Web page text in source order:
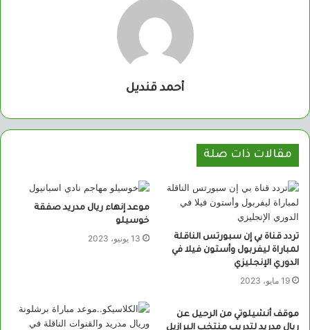
أحمد قنديل
مقالات ذات صلة
تردد قناة بي إن سبورتس الناقلة
لمباراة ليفربول وأستون فيلا في
الدوري الإنجليزي
19 مايو، 2023
موعد إنهاء ريال مدريد صفقة
خوسيلو
13 يونيو، 2023
موقف أنشيلوتي من الرحيل عن
ريال مدريد لتدريب منتخب البرازيل